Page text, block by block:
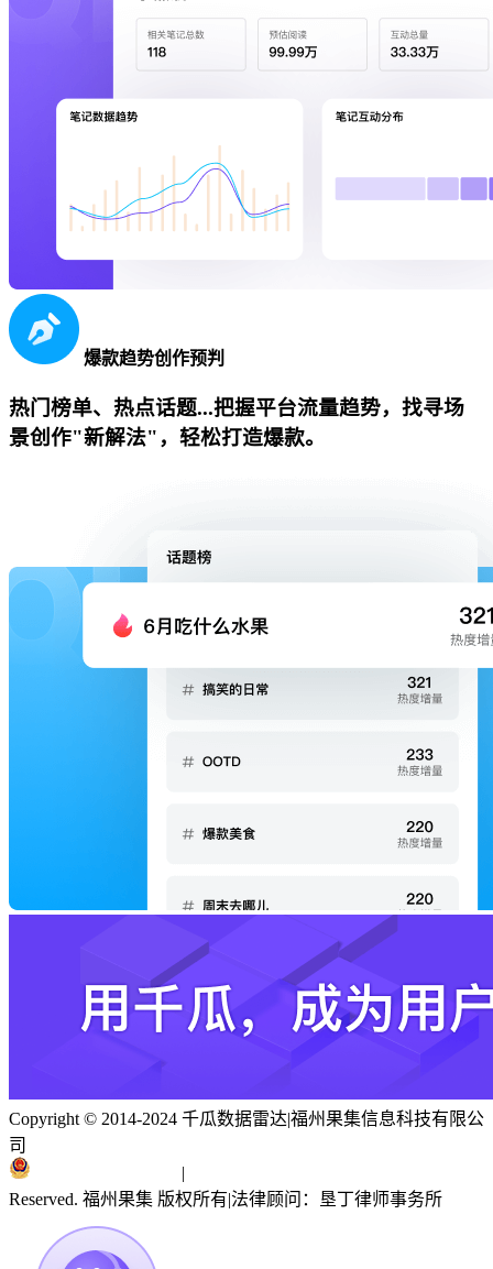
爆款趋势创作预判
热门榜单、热点话题...把握平台流量趋势，找寻场
景创作"新解法"，轻松打造爆款。
Copyright © 2014-2024 千瓜数据雷达|福州果集信息科技有限公
司
|
Reserved. 福州果集 版权所有|法律顾问：垦丁律师事务所